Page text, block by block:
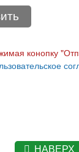
конопку
НАВЕРХ